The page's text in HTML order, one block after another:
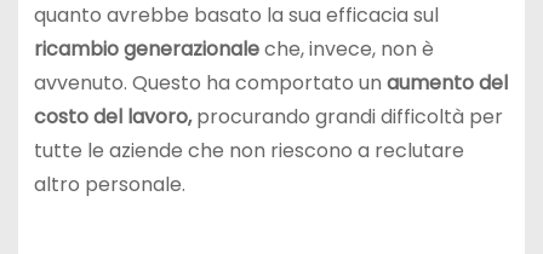
quanto avrebbe basato la sua efficacia sul
ricambiogenerazionaleche, invece, non è
avvenuto. Questo ha comportato un aumento del
costo del lavoro,procurando grandi difficoltà per
tutte le aziende che non riescono a reclutare
altro personale.